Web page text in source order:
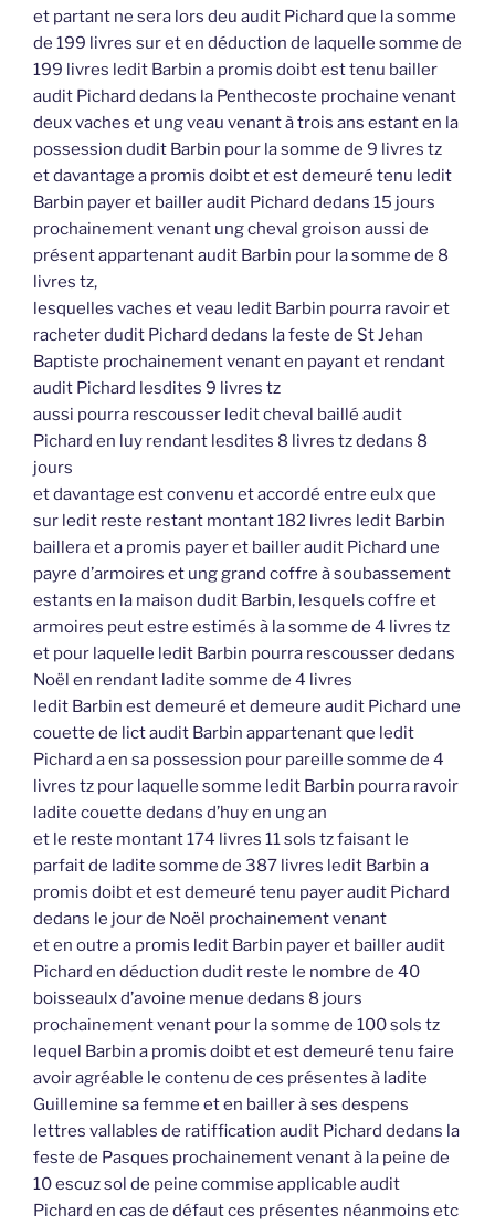
et partant ne sera lors deu audit Pichard que la somme
de 199 livres sur et en déduction de laquelle somme de
199 livres ledit Barbin a promis doibt est tenu bailler
audit Pichard dedans la Penthecoste prochaine venant
deux vaches et ung veau venant à trois ans estant en la
possession dudit Barbin pour la somme de 9 livres tz
et davantage a promis doibt et est demeuré tenu ledit
Barbin payer et bailler audit Pichard dedans 15 jours
prochainement venant ung cheval groison aussi de
présent appartenant audit Barbin pour la somme de 8
livres tz,
lesquelles vaches et veau ledit Barbin pourra ravoir et
racheter dudit Pichard dedans la feste de St Jehan
Baptiste prochainement venant en payant et rendant
audit Pichard lesdites 9 livres tz
aussi pourra rescousser ledit cheval baillé audit
Pichard en luy rendant lesdites 8 livres tz dedans 8
jours
et davantage est convenu et accordé entre eulx que
sur ledit reste restant montant 182 livres ledit Barbin
baillera et a promis payer et bailler audit Pichard une
payre d’armoires et ung grand coffre à soubassement
estants en la maison dudit Barbin, lesquels coffre et
armoires peut estre estimés à la somme de 4 livres tz
et pour laquelle ledit Barbin pourra rescousser dedans
Noël en rendant ladite somme de 4 livres
ledit Barbin est demeuré et demeure audit Pichard une
couette de lict audit Barbin appartenant que ledit
Pichard a en sa possession pour pareille somme de 4
livres tz pour laquelle somme ledit Barbin pourra ravoir
ladite couette dedans d’huy en ung an
et le reste montant 174 livres 11 sols tz faisant le
parfait de ladite somme de 387 livres ledit Barbin a
promis doibt et est demeuré tenu payer audit Pichard
dedans le jour de Noël prochainement venant
et en outre a promis ledit Barbin payer et bailler audit
Pichard en déduction dudit reste le nombre de 40
boisseaulx d’avoine menue dedans 8 jours
prochainement venant pour la somme de 100 sols tz
lequel Barbin a promis doibt et est demeuré tenu faire
avoir agréable le contenu de ces présentes à ladite
Guillemine sa femme et en bailler à ses despens
lettres vallables de ratiffication audit Pichard dedans la
feste de Pasques prochainement venant à la peine de
10 escuz sol de peine commise applicable audit
Pichard en cas de défaut ces présentes néanmoins etc